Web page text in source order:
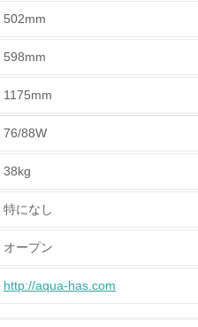
る業務を行っていない）
さい包装・梱包を行っている
さい物流を行っている
502mm
598mm
1175mm
76/88W
38kg
特になし
オープン
http://aqua-has.com